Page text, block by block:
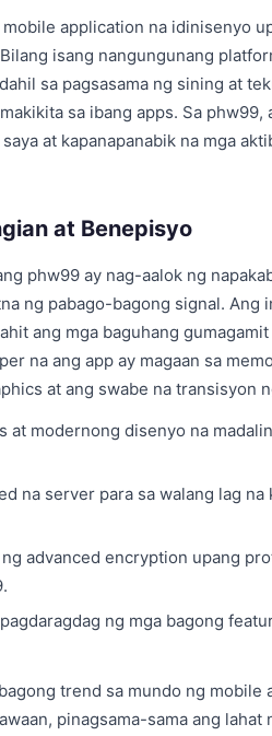
application na idinisenyo
isang nangungunang
sa pagsasama ng sining at
sa ibang apps. Sa
at kapanapanabik na mga
at Benepisyo
phw99 ay nag-aalok ng
ng pabago-bagong signal.
ang mga baguhang
na ang app ay magaan sa
at ang swabe na transisyon
modernong disenyo na
na server para sa walang lag na
advanced encryption upang
ng mga bagong
trend sa mundo ng mobile
pinagsama-sama ang lahat